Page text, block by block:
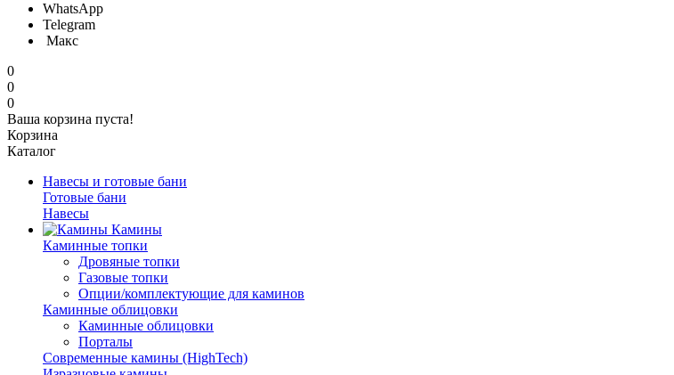
WhatsApp
Telegram
Макс
0
0
0
Ваша корзина пуста!
Корзина
Каталог
Навесы и готовые бани
Готовые бани
Навесы
Камины
Каминные топки
Дровяные топки
Газовые топки
Опции/комплектующие для каминов
Каминные облицовки
Каминные облицовки
Порталы
Современные камины (HighTech)